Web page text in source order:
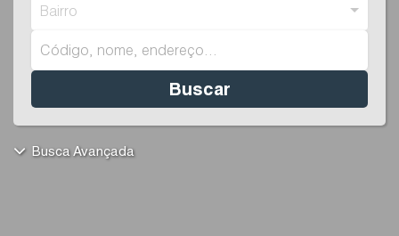
Bairro
Buscar
Busca Avançada